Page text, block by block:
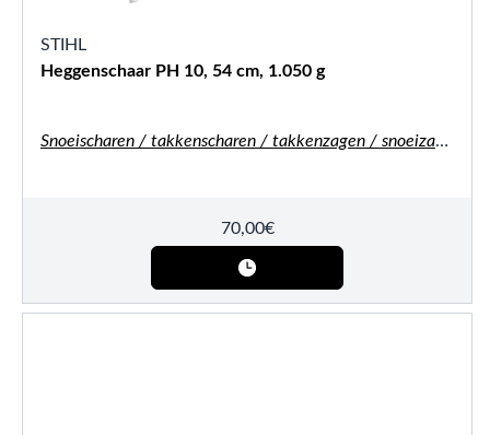
STIHL
Heggenschaar PH 10, 54 cm, 1.050 g
Snoeischaren / takkenscharen / takkenzagen / snoeizagen
70,00€